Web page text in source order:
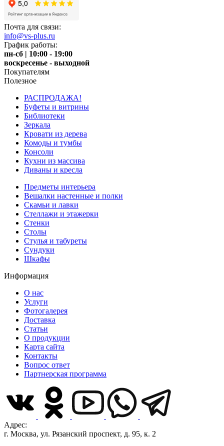
Почта для связи:
info@vs-plus.ru
График работы:
пн-сб | 10:00 - 19:00
воскресенье - выходной
Покупателям
Полезное
РАСПРОДАЖА!
Буфеты и витрины
Библиотеки
Зеркала
Кровати из дерева
Комоды и тумбы
Консоли
Кухни из массива
Диваны и кресла
Предметы интерьера
Вешалки настенные и полки
Скамьи и лавки
Стеллажи и этажерки
Стенки
Столы
Стулья и табуреты
Сундуки
Шкафы
Информация
О нас
Услуги
Фотогалерея
Доставка
Статьи
О продукции
Карта сайта
Контакты
Вопрос ответ
Партнерская программа
Адрес:
г. Москва, ул. Рязанский проспект, д. 95, к. 2